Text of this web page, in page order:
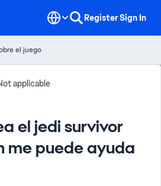
RegisterSign In
el juego
applicable
el jedi survivor
me puede ayuda